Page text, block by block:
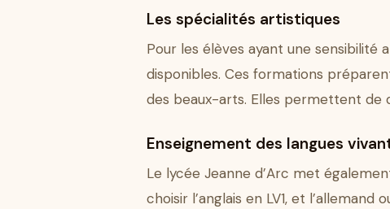
Les spécialités artistiques
Pour les élèves ayant une sensibilité
disponibles. Ces formations
des beaux-arts. Elles permettent de
Enseignement des langues
Le lycée Jeanne d’Arc met
choisir l’anglais en LV1, et